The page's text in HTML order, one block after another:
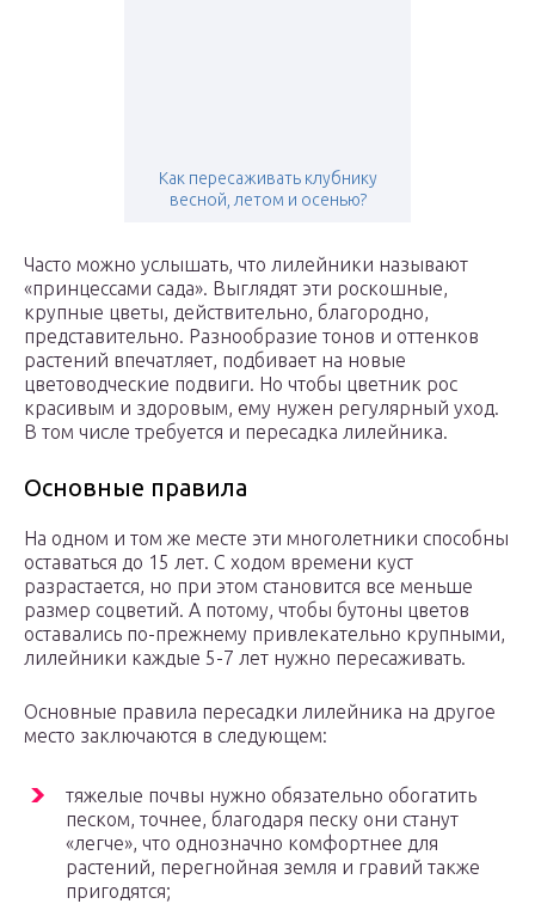
Как пересаживать клубнику
весной, летом и осенью?
Часто можно услышать, что лилейники называют
«принцессами сада». Выглядят эти роскошные,
крупные цветы, действительно, благородно,
представительно. Разнообразие тонов и оттенков
растений впечатляет, подбивает на новые
цветоводческие подвиги. Но чтобы цветник рос
красивым и здоровым, ему нужен регулярный уход.
В том числе требуется и пересадка лилейника.
Основные правила
На одном и том же месте эти многолетники способны
оставаться до 15 лет. С ходом времени куст
разрастается, но при этом становится все меньше
размер соцветий. А потому, чтобы бутоны цветов
оставались по-прежнему привлекательно крупными,
лилейники каждые 5-7 лет нужно пересаживать.
Основные правила пересадки лилейника на другое
место заключаются в следующем:
тяжелые почвы нужно обязательно обогатить
песком, точнее, благодаря песку они станут
«легче», что однозначно комфортнее для
растений, перегнойная земля и гравий также
пригодятся;